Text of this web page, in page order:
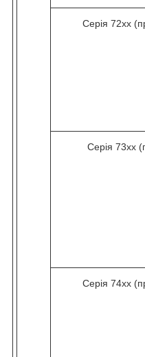
Серія 72хх
Серія 73хх
Серія 74хх